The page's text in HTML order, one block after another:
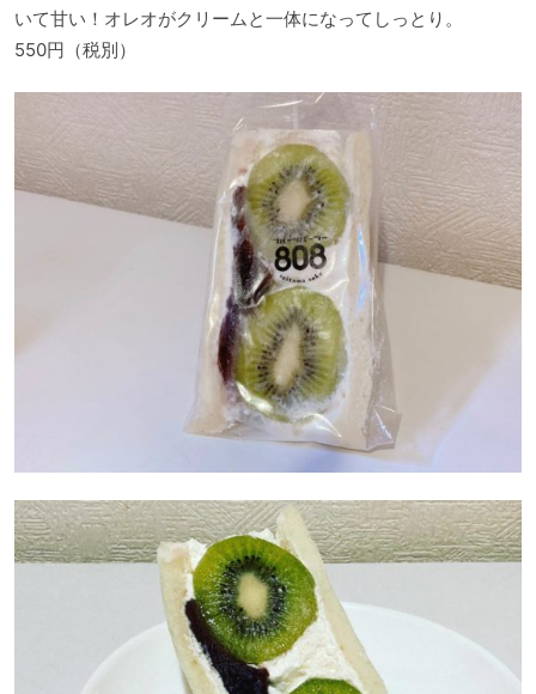
いて甘い！オレオがクリームと一体になってしっとり。
550円（税別）